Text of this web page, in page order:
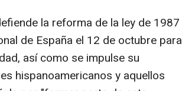
la reforma de la ley de 1987
de España el 12 de octubre para
así como se impulse su
hispanoamericanos y aquellos